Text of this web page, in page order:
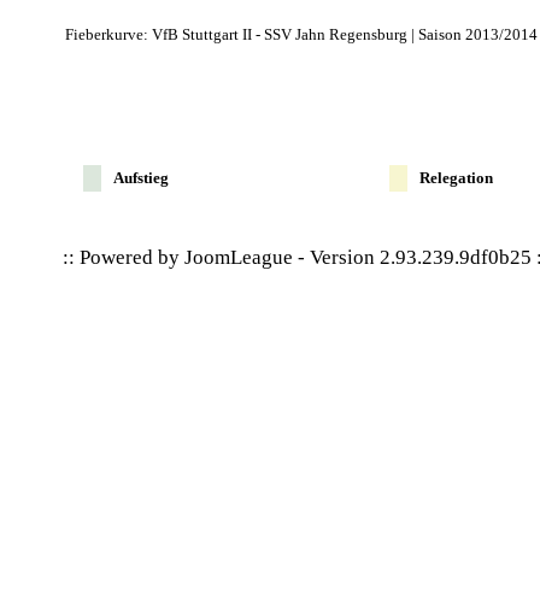
Fieberkurve: VfB Stuttgart II - SSV Jahn Regensburg | Saison 2013/2014
Aufstieg Relegation
:: Powered by JoomLeague - Version 2.93.239.9df0b25